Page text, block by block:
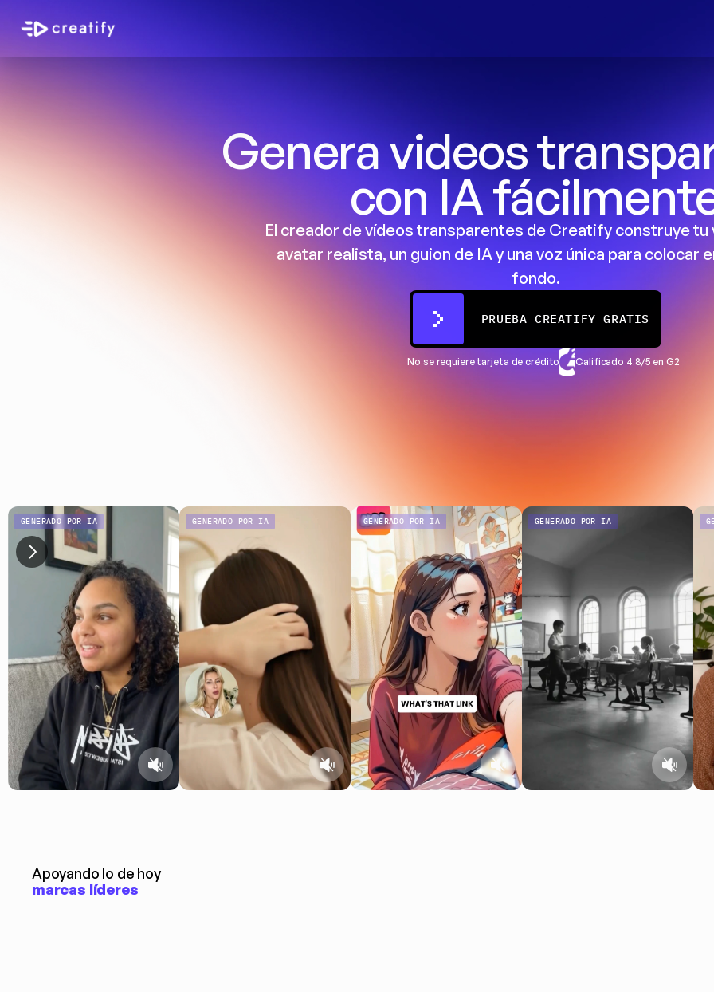
Genera videos
con IA
El creador de vídeos transparentes de Creatify construye tu
avatar realista, un guion de IA y una voz única para colocar
fondo.
PRUEBA CREATIFY GRATIS
No se requiere tarjeta de crédito Calificado 4.8/5 en G2
GENERADO POR IA GENERADO POR IA GENERADO POR IA GENERADO POR IA
Apoyando lo de hoy
marcas líderes